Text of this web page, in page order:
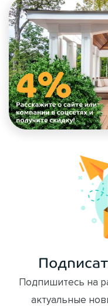
Подпишитесь на
актуальные